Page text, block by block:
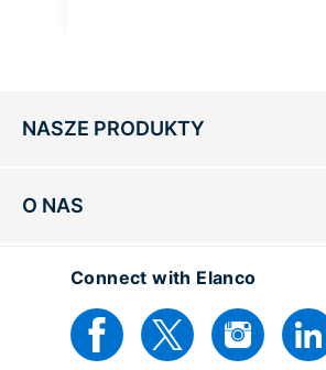
NASZE PRODUKTY
O NAS
Connect with Elanco